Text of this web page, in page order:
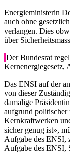
Energieministerin
auch ohne
verlangen. Dies
über
Der Bundesrat
Kernenergiegesetz,
Das ENSI auf der
von dieser
damalige
aufgrund politischer
Kernkraftwerken
sicher genug ist»,
Aufgabe des ENSI,
Aufgabe des ENSI,